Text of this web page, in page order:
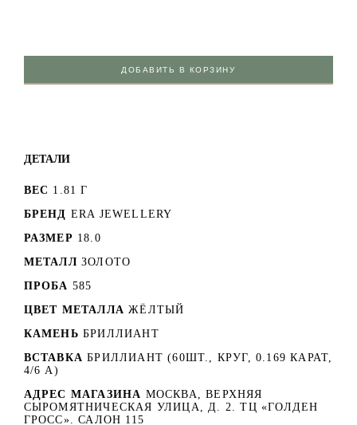
ДОБАВИТЬ В КОРЗИНУ
ДЕТАЛИ
ВЕС 1.81 Г
БРЕНД ERA JEWELLERY
РАЗМЕР 18.0
МЕТАЛЛ ЗОЛОТО
ПРОБА 585
ЦВЕТ МЕТАЛЛА ЖЁЛТЫЙ
КАМЕНЬ БРИЛЛИАНТ
ВСТАВКА БРИЛЛИАНТ (60ШТ., КРУГ, 0.169 КАРАТ,
4/6 А)
АДРЕС МАГАЗИНА МОСКВА, ВЕРХНЯЯ
СЫРОМЯТНИЧЕСКАЯ УЛИЦА, Д. 2. ТЦ «ГОЛДЕН
ГРОСС». САЛОН 115